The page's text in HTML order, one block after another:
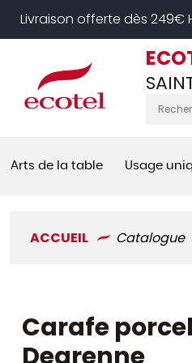
Livraison offerte dès 249€
Arts de la table Usage
ACCUEIL Catalogue
Carafe
Panneau de gestion des